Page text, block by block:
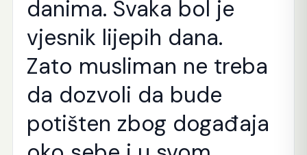
danima. Svaka bol je
vjesnik lijepih dana.
Zato musliman ne treba
da dozvoli da bude
potišten zbog događaja